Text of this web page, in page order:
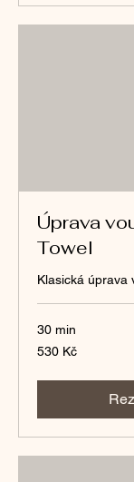
Úprava
Towel
Klasická úprava
30 min
530
českých
530 Kč